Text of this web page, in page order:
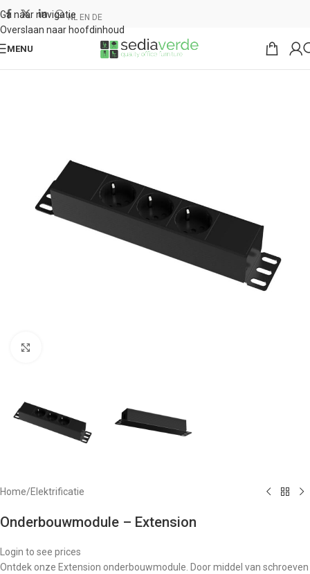
Ga naar navigatie
Overslaan naar hoofdinhoud
NL EN DE
MENU
Home/Elektrificatie
Onderbouwmodule – Extension
Login to see prices
Ontdek onze Extension onderbouwmodule. Door middel van schroeven